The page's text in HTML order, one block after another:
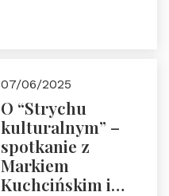
07/06/2025
O “Strychu
kulturalnym” –
spotkanie z
Markiem
Kuchcińskim i